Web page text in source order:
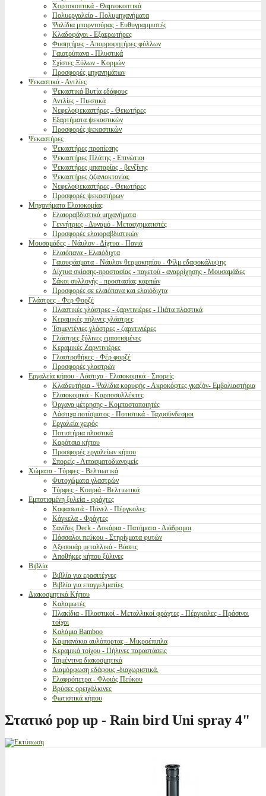
Χορτοκοπτικά - Θαμνοκοπτικά
Πολυεργαλεία - Πολυμηχανήματα
Ψαλίδια μπορντούρας - Ευθυγραμμιστές
Κλαδοφάγοι - Εξαερωτήρες
Φυσητήρες - Απορροφητήρες φύλλων
Γαιοτρύπανα - Πλυστικά
Σχίστες Ξύλων - Κορμών
Προσφορές μηχανημάτων
Ψεκαστικά - Αντλίες
Ψεκαστικά Βυτία εδάφους
Αντλίες - Πιεστικά
Νεφελοψεκαστήρες - Θειωτήρες
Εξαρτήματα ψεκαστικών
Προσφορές ψεκαστικών
Ψεκαστήρες
Ψεκαστήρες προπίεσης
Ψεκαστήρες Πλάτης - Επινώτιοι
Ψεκαστήρες μπαταρίας - βενζίνης
Ψεκαστήρες ζιζανιοκτονίας
Νεφελοψεκαστήρες - Θειωτήρες
Προσφορές ψεκαστήρων
Μηχανήματα Ελαιοκομίας
Ελαιοραβδιστικά μηχανήματα
Γεννήτριες - Δυναμό - Μετασχηματιστές
Προσφορές ελαιοραβδιστικών
Μουσαμάδες - Νάυλον - Δίχτυα - Πανιά
Ελαιόπανα - Ελαιόδιχτα
Γαιουφάσματα - Νάυλον θερμοκηπίου - Φίλμ εδαφοκάλυψης
Δίχτυα σκίασης-προστασίας - παγετού - αναρρίχησης - Μουσαμάδες
Σάκοι συλλογής - προστασίας καρπών
Προσφορές σε ελαιόπανα και ελαιόδιχτα
Γλάστρες - Φερ Φορζέ
Πλαστικές γλάστρες - ζαρντινιέρες - Πιάτα πλαστικά
Κεραμικές πήλινες γλάστρες
Τσιμεντένιες γλάστρες - ζαρντινιέρες
Γλάστρες ξύλινες εμποτισμένες
Κεραμικές Ζαρντινιέρες
Γλαστροθήκες - Φέρ φορζέ
Προσφορές γλαστρών
Εργαλεία κήπου - Λάστιχα - Ελαιοκομικά - Σπορείς
Κλαδευτήρια - Ψαλίδια κορυφής - Ακροκόφτες γκαζόν- Εμβολιαστήρια
Ελαιοκομικά - Καρποσυλλέκτες
Όργανα μέτρησης - Κομποστοποιητές
Λάστιχα ποτίσματος - Ποτιστικά - Ταχυσύνδεσμοι
Εργαλεία χειρός
Ποτιστήρια πλαστικά
Καρότσια κήπου
Προσφορές εργαλείων κήπου
Σπορείς - Λιπασματοδιανομείς
Χώματα - Τύρφες - Βελτιωτικά
Φυτοχώματα γλαστρών
Τύρφες - Κοπριά - Βελτιωτικά
Εμποτισμένη ξυλεία - φράχτες
Καφασωτά - Πάνελ - Πέργκολες
Κάγκελα - Φράχτες
Σανίδες Deck - Δοκάρια - Πατήματα - Διάδρομοι
Πάσσαλοι πεύκου - Στηρίγματα φυτών
Αξεσουάρ μεταλλικά - Βάσεις
Αποθήκες κήπου ξύλινες
Βιβλία
Βιβλία για ερασιτέχνες
Βιβλία για επαγγελματίες
Διακοσμητικά Κήπου
Καλαμωτές
Πλακίδια - Πλαστικοί - Μεταλλικοί φράχτες - Πέργκολες - Πράσινοι
τοίχοι
Καλάμια Bamboo
Καμπανάκια αυλόπορτας - Μικροέπιπλα
Κεραμικά τοίχου - Πήλινες παραστάσεις
Τσιμέντινα διακοσμητικά
Διαμόρφωση εδάφους -διαχωριστικά.
Ελαφρόπετρα - Φλοιός Πεύκου
Βρύσες ορειχάλκινες
Φωτιστικά κήπου
Στατικό pop up - Rain bird Uni spray 4"